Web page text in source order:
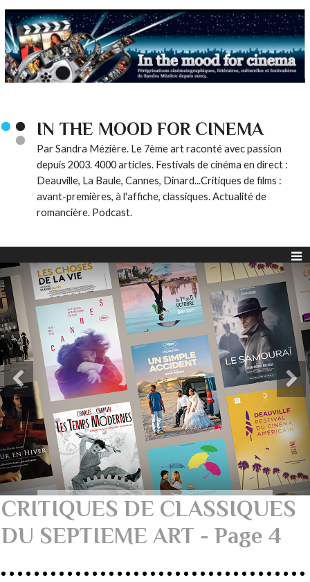
IN THE MOOD FOR CINEMA
Par Sandra Mézière. Le 7ème art raconté avec passion
depuis 2003. 4000 articles. Festivals de cinéma en direct :
Deauville, La Baule, Cannes, Dinard...Critiques de films :
avant-premières, à l'affiche, classiques. Actualité de
romancière. Podcast.
CRITIQUES DE CLASSIQUES
DU SEPTIEME ART - Page 4